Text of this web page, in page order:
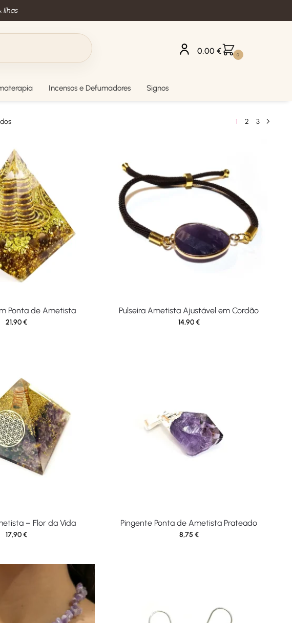
Ilhas
0,00 € 0
Incensos e Defumadores Signos
1 2 3
Ponta de Ametista
21,90€
Pulseira Ametista Ajustável em Cordão
14,90€
– Flor da Vida
17,90€
Pingente Ponta de Ametista Prateado
8,75 €